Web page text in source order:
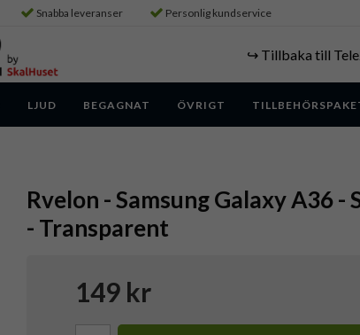
Snabba leveranser Personlig kundservice
↪️ Tillbaka till
LJUD BEGAGNAT ÖVRIGT
Rvelon - Samsung Galaxy A36 -
- Transparent
149 kr